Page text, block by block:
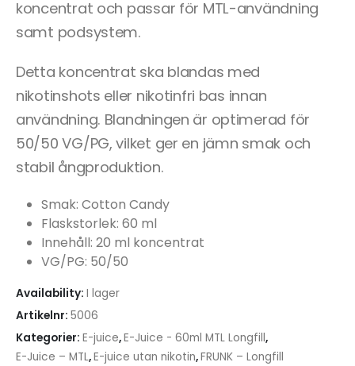
koncentrat och passar för MTL-användning
samt podsystem.
Detta koncentrat ska blandas med
nikotinshots eller nikotinfri bas innan
användning. Blandningen är optimerad för
50/50 VG/PG, vilket ger en jämn smak och
stabil ångproduktion.
Smak: Cotton Candy
Flaskstorlek: 60 ml
Innehåll: 20 ml koncentrat
VG/PG: 50/50
Availability: I lager
Artikelnr: 5006
Kategorier: E-juice,E-Juice - 60ml MTL Longfill,
E-Juice – MTL,E-juice utan nikotin,FRUNK – Longfill